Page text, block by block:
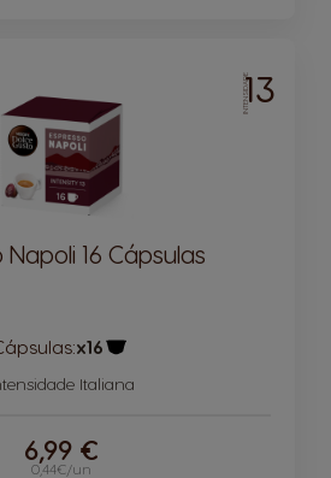
INTENSIDADE13
Napoli 16 Cápsulas
x16
Italiana
0,44€/un
6,99 €